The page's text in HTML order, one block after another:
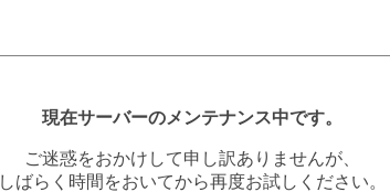
現在サーバーのメンテナンス中です。
ご迷惑をおかけして申し訳ありませんが、
しばらく時間をおいてから再度お試しください。